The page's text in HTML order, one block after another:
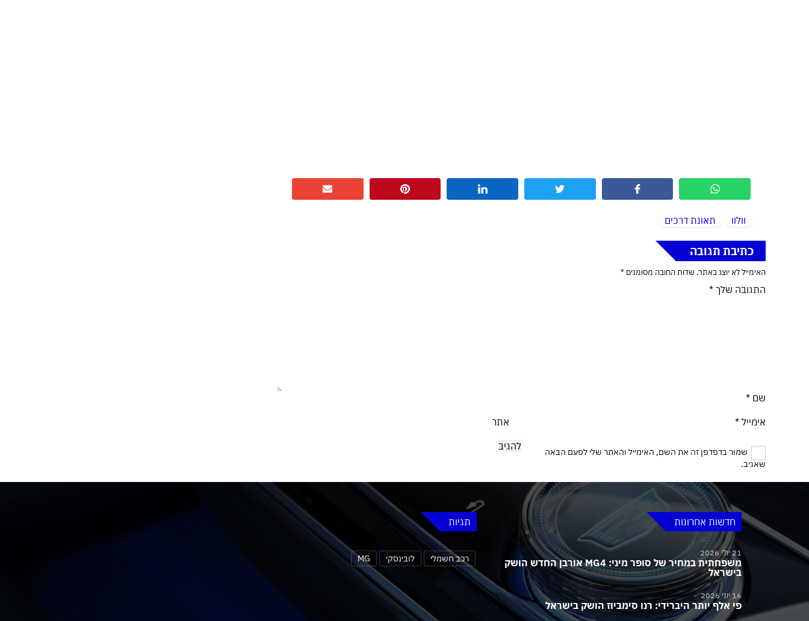
וולוו תאונת דרכים
כתיבת תגובה
האימייל לא יוצג באתר. שדות החובה מסומנים *
התגובה שלך *
שם *
אימייל * אתר
שמור בדפדפן זה את השם, האימייל והאתר שלי לפעם הבאה
שאגיב.
חדשות אחרונות
21 יולי 2026
משפחתית במחיר של סופר מיני: MG4 אורבן החדש הושק
בישראל
16 יוני 2026
פי אלף יותר היברידי: רנו סימביוז הושק בישראל
תגיות
רכב חשמלי לובינסקי MG